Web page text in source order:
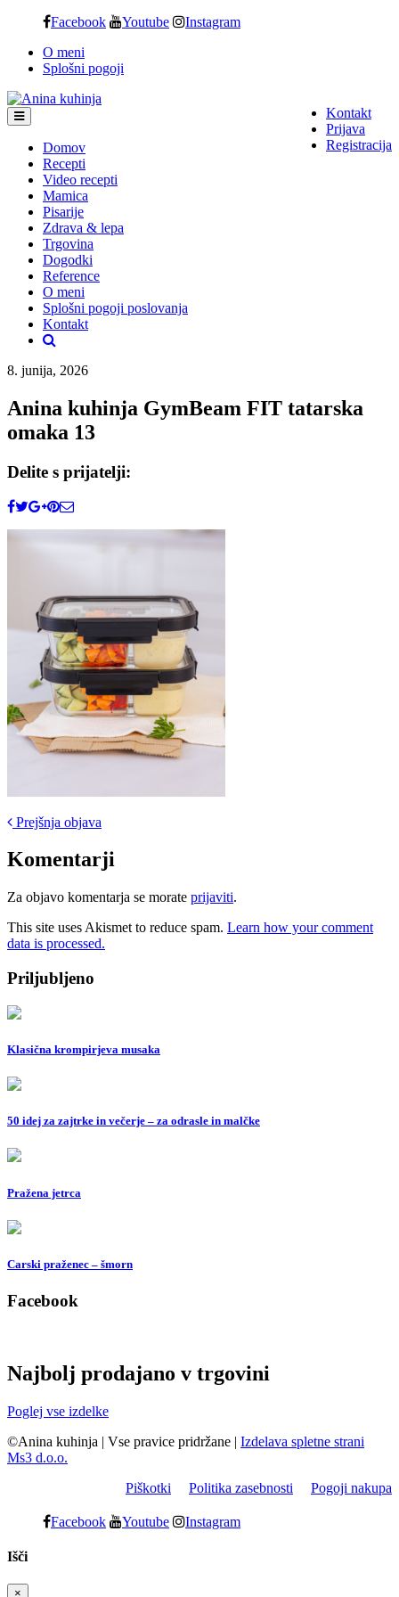
content
Facebook Youtube Instagram
O meni
Splošni pogoji
Kontakt
Prijava
Registracija
Domov
Recepti
Video recepti
Mamica
Pisarije
Zdrava & lepa
Trgovina
Dogodki
Reference
O meni
Splošni pogoji poslovanja
Kontakt
8. junija, 2026
Anina kuhinja GymBeam FIT tatarska
omaka 13
Delite s prijatelji:
Post
navigation
Prejšnja objava
Komentarji
Za objavo komentarja se morate prijaviti.
This site uses Akismet to reduce spam. Learn how your comment
data is processed.
Priljubljeno
Klasična krompirjeva musaka
50 idej za zajtrke in večerje – za odrasle in malčke
Pražena jetrca
Carski praženec – šmorn
Facebook
Najbolj prodajano v trgovini
Poglej vse izdelke
©Anina kuhinja | Vse pravice pridržane | Izdelava spletne strani
Ms3 d.o.o.
Piškotki
Politika zasebnosti Pogoji nakupa
Facebook Youtube Instagram
Išči
×